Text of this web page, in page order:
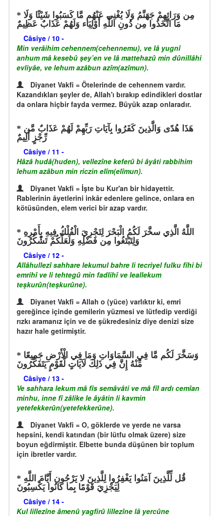
مَا اتَّخَذُوا مِن دُونِ اللَّهِ أَوْلِيَاء وَلَهُمْ عَذَابٌ عَظِيمٌ
Câsiye / 10 -
Min verâihim cehennem(cehennemu), ve lâ yugnî
anhum mâ kesebû şey’en ve lâ mattehazû min dûnillâhi
evliyâe, ve lehum azâbun azîm(azîmun).
Diyanet Vakfi = Ötelerinde de cehennem vardır.
Kazandıkları şeyler de, Allah'ı bırakıp edindikleri dostlar
da onlara hiçbir fayda vermez. Büyük azap onlaradır.
رِّجْزٍ أَلِيمٌ
Câsiye / 11 -
Hâzâ hudâ(huden), vellezîne keferû bi âyâti rabbihim
lehum azâbun min riczin elîm(elîmun).
Diyanet Vakfi = İşte bu Kur'an bir hidayettir.
Rablerinin âyetlerini inkâr edenlere gelince, onlara en
kötüsünden, elem verici bir azap vardır.
وَلِتَبْتَغُوا مِن فَضْلِهِ وَلَعَلَّكُمْ تَشْكُرُونَ
Câsiye / 12 -
Allâhullezî sahhare lekumul bahre li tecriyel fulku fîhi bi
emrihî ve li tehtegû min fadlihî ve leallekum
teşkurûn(teşkurûne).
Diyanet Vakfi = Allah o (yüce) varlıktır ki, emri
gereğince içinde gemilerin yüzmesi ve lütfedip verdiği
rızkı aramanız için ve de şükredesiniz diye denizi size
hazır hale getirmiştir.
مِّنْهُ إِنَّ فِي ذَلِكَ لَآيَاتٍ لَّقَوْمٍ يَتَفَكَّرُونَ
Câsiye / 13 -
Ve sahhara lekum mâ fîs semâvâti ve mâ fîl ardı cemîan
minhu, inne fî zâlike le âyâtin li kavmin
yetefekkerûn(yetefekkerûne).
Diyanet Vakfi = O, göklerde ve yerde ne varsa
hepsini, kendi katından (bir lütfu olmak üzere) size
boyun eğdirmiştir. Elbette bunda düşünen bir toplum
için ibretler vardır.
لِيَجْزِيَ قَوْمًا بِما كَانُوا يَكْسِبُونَ
Câsiye / 14 -
Kul lillezîne âmenû yagfirû lillezîne lâ yercûne